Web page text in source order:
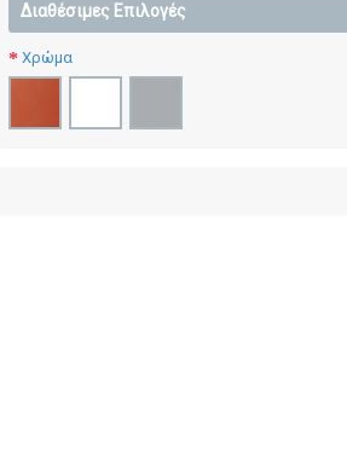
Διαθέσιμες Επιλογές
Χρώμα